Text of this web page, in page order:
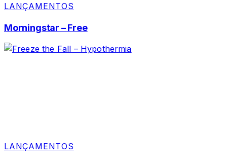
LANÇAMENTOS
Morningstar – Free
LANÇAMENTOS